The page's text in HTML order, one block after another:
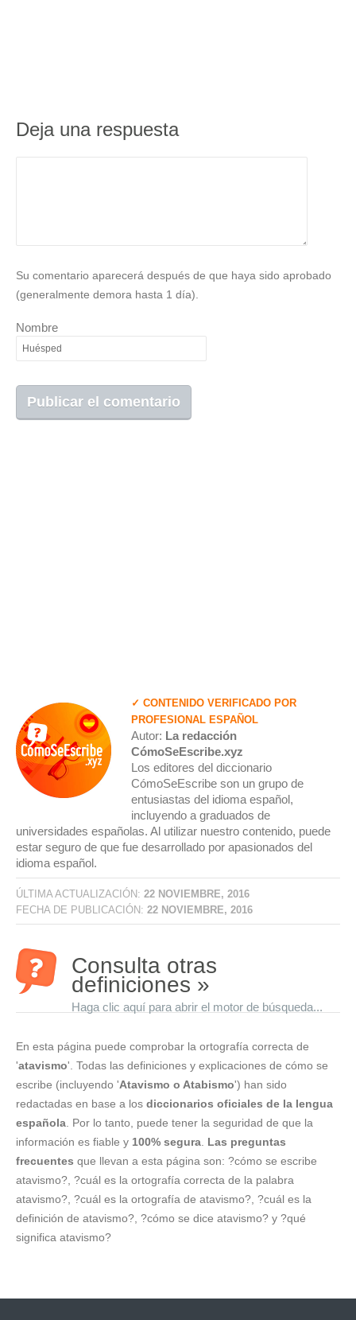
Deja una respuesta
Su comentario aparecerá después de que haya sido aprobado
(generalmente demora hasta 1 día).
Nombre
✓ CONTENIDO VERIFICADO POR
PROFESIONAL ESPAÑOL
Autor: La redacción
CómoSeEscribe.xyz
Los editores del diccionario
CómoSeEscribe son un grupo de
entusiastas del idioma español,
incluyendo a graduados de
universidades españolas. Al utilizar nuestro contenido, puede
estar seguro de que fue desarrollado por apasionados del
idioma español.
ÚLTIMA ACTUALIZACIÓN: 22 NOVIEMBRE, 2016
FECHA DE PUBLICACIÓN: 22 NOVIEMBRE, 2016
Consulta otras
definiciones »
Haga clic aquí para abrir el motor de búsqueda...
En esta página puede comprobar la ortografía correcta de
'atavismo'. Todas las definiciones y explicaciones de cómo se
escribe (incluyendo 'Atavismo o Atabismo') han sido
redactadas en base a los diccionarios oficiales de la lengua
española . Por lo tanto, puede tener la seguridad de que la
información es fiable y 100% segura Las preguntas
frecuentes que llevan a esta página son: ?cómo se escribe
atavismo?, ?cuál es la ortografía correcta de la palabra
atavismo?, ?cuál es la ortografía de atavismo?, ?cuál es la
definición de atavismo?, ?cómo se dice atavismo? y ?qué
significa atavismo?